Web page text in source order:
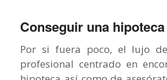
Conseguir una hipoteca
Por si fuera poco, el lujo
profesional centrado en